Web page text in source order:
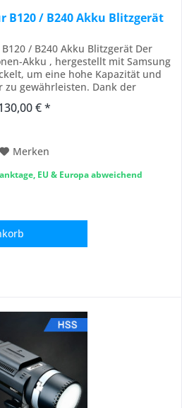
B120 / B240 Akku Blitzgerät
/ B240 Akku Blitzgerät Der
Akku , hergestellt mit Samsung
um eine hohe Kapazität und
zu gewährleisten. Dank der
wann immer sie gebraucht
€ *
Merken
EU & Europa abweichend